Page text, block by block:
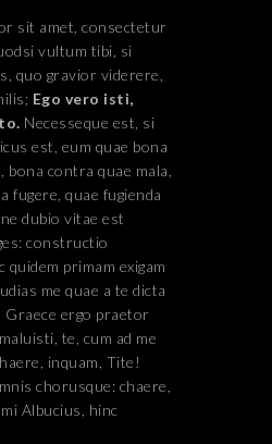
sit amet, consectetur
vultum tibi, si
quo gravior viderere,
Ego vero isti,
Necesseque est, si
est, eum quae bona
contra quae mala,
fugere, quae fugienda
dubio vitae est
constructio
primam exigam
me quae a te dicta
ergo praetor
te, cum ad me
inquam, Tite!
chorusque: chaere,
Albucius, hinc